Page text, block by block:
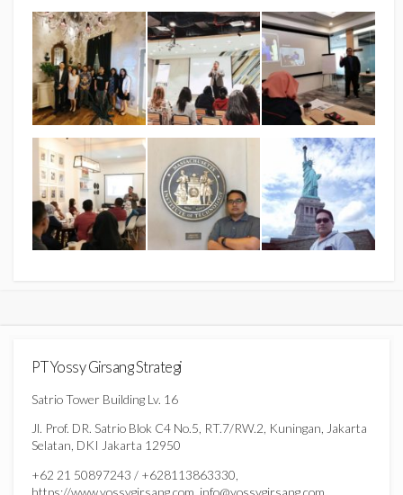
PT Yossy Girsang Strategi
Satrio Tower Building Lv. 16
Jl. Prof. DR. Satrio Blok C4 No.5, RT.7/RW.2, Kuningan, Jakarta
Selatan, DKI Jakarta 12950
+62 21 50897243 / +628113863330,